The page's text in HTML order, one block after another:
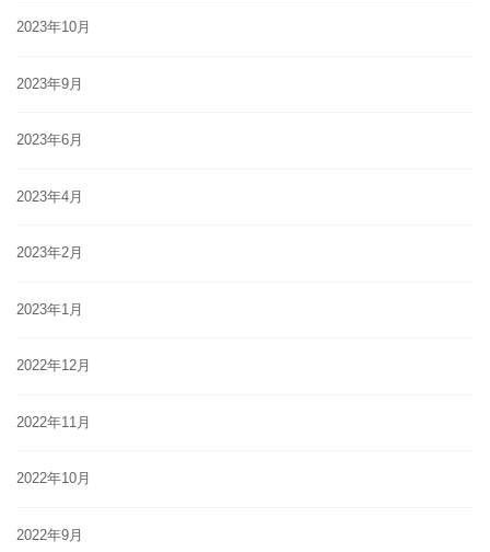
2023年10月
2023年9月
2023年6月
2023年4月
2023年2月
2023年1月
2022年12月
2022年11月
2022年10月
2022年9月